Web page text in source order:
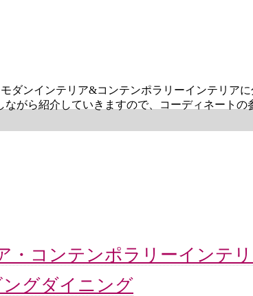
ダンインテリア&コンテンポラリーインテリア
がら紹介していきますので、コーディネートの
・コンテンポラリーインテ
グダイニング